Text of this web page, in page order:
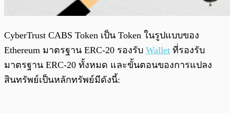
CyberTrust CABS Token เป็น Token ในรูปแบบของ
Ethereum มาตรฐาน ERC-20 รองรับ Wallet ที่รองรับ
มาตรฐาน ERC-20 ทั้งหมด และขั้นตอนของการแปลง
สินทรัพย์เป็นหลักทรัพย์มีดังนี้: